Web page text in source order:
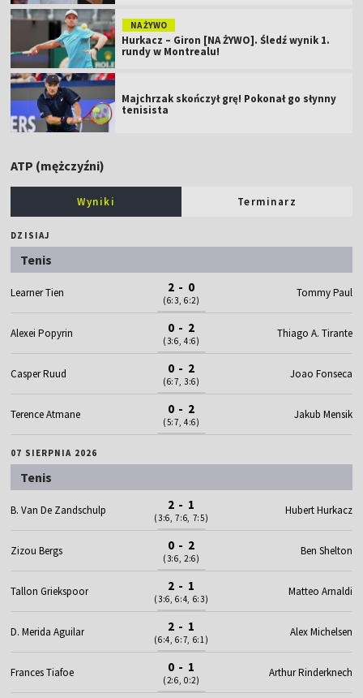
NA ŻYWO
Hurkacz – Giron [NA ŻYWO]. Śledź wynik 1.
rundy w Montrealu!
Majchrzak skończył grę! Pokonał go słynny
tenisista
ATP (mężczyźni)
Wyniki Terminarz
DZISIAJ
Tenis
Learner Tien 2 - 0
(6:3, 6:2)
Tommy Paul
Alexei Popyrin 0 - 2
(3:6, 4:6)
Thiago A. Tirante
Casper Ruud 0 - 2
(6:7, 3:6)
Joao Fonseca
Terence Atmane 0 - 2
(5:7, 4:6)
Jakub Mensik
07 SIERPNIA 2026
Tenis
B. Van De Zandschulp 2 - 1
(3:6, 7:6, 7:5)
Hubert Hurkacz
Zizou Bergs 0 - 2
(3:6, 2:6)
Ben Shelton
Tallon Griekspoor 2 - 1
(3:6, 6:4, 6:3)
Matteo Arnaldi
D. Merida Aguilar 2 - 1
(6:4, 6:7, 6:1)
Alex Michelsen
Frances Tiafoe 0 - 1
(2:6, 0:2)
Arthur Rinderknech